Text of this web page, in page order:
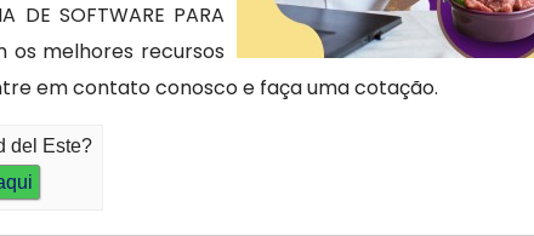
SOFTWARE PARA
os melhores recursos
em contato conosco e faça uma cotação.
del Este?